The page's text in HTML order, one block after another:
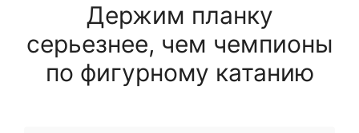
Держим планку
серьезнее, чем чемпионы
по фигурному катанию